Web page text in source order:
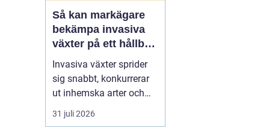
Så kan markägare
bekämpa invasiva
växter på ett hållbart
sätt
Invasiva växter sprider
sig snabbt, konkurrerar
ut inhemska arter och
kan på sikt förändra hela
ekosystem. De orsakar
31 juli 2026